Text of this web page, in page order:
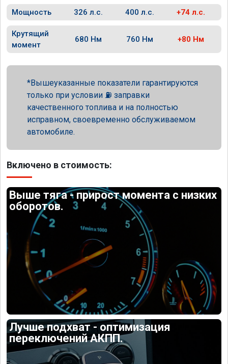
Мощность 326 л.с. 400 л.с. +74 л.с.
Крутящий
момент
680 Нм 760 Нм +80 Нм
Вышеуказанные показатели гарантируются
только при условии ⛽ заправки
качественного топлива и на полностью
исправном, своевременно обслуживаемом
автомобиле.
Включено в стоимость:
Выше тяга - прирост момента с низких
оборотов.
Лучше подхват - оптимизация
переключений АКПП.